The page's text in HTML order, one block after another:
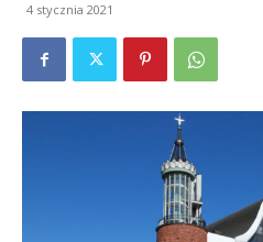
4 stycznia 2021